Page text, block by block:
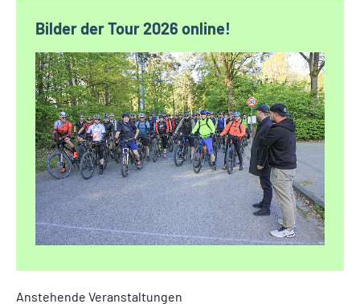
Bilder der Tour 2026 online!
Anstehende Veranstaltungen